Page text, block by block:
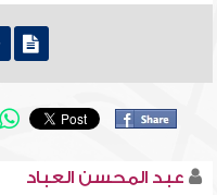
عبد المحسن العباد